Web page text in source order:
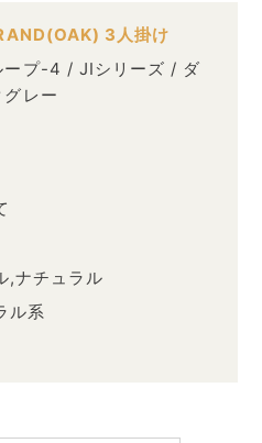
3人掛け
ープ-4 / JIシリーズ / ダ
グレー
,ナチュラル
ル系